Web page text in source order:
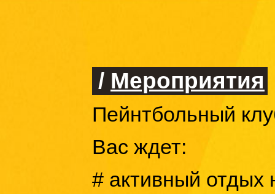
/ Мероприятия
Пейнтбольный
Вас ждет:
# активный отдых